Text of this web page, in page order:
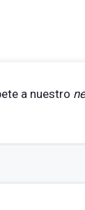
a nuestro